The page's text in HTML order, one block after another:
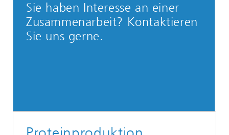
Sie haben Interesse an einer
Zusammenarbeit? Kontaktieren
Sie uns gerne.